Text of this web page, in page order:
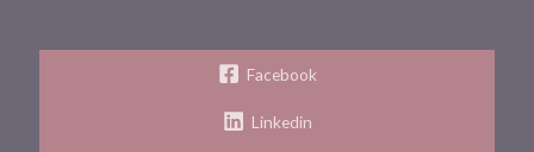
Facebook
Linkedin